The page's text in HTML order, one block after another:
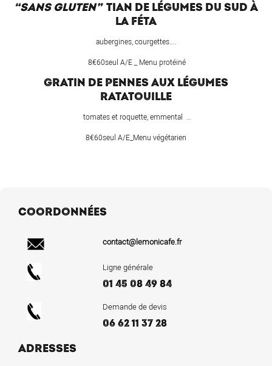
“SANS GLUTEN”TIAN DE LÉGUMES DU SUD À
LA FÉTA
aubergines, courgettes….
8€60seul A/E _ Menu protéiné
GRATIN DE PENNES AUX LÉGUMES
RATATOUILLE
tomates et roquette, emmental …
8€60seul A/E_Menu végétarien
COORDONNÉES
contact@lemonicafe.fr
Ligne générale
01 45 08 49 84
Demande de devis
06 62 11 37 28
ADRESSES